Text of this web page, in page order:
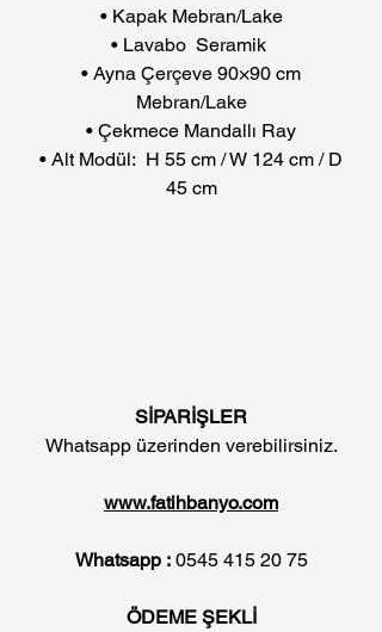
• Kapak Mebran/Lake
• Lavabo Seramik
• Ayna Çerçeve 90×90 cm
Mebran/Lake
• Çekmece Mandallı Ray
• Alt Modül: H 55 cm / W 124 cm / D
45 cm
SİPARİŞLER
Whatsapp üzerinden verebilirsiniz.
www.fatihbanyo.com
Whatsapp : 0545 415 20 75
ÖDEME ŞEKLİ